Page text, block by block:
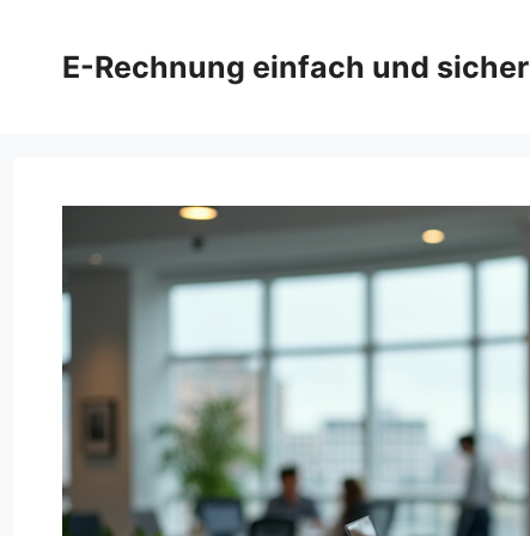
springenE-Rechnung einfach und sicher